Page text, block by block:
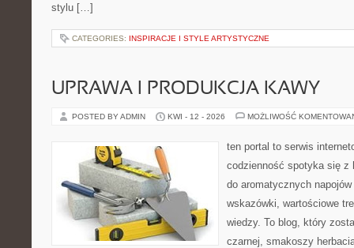
stylu […]
CATEGORIES: INSPIRACJE I STYLE ARTYSTYCZNE
UPRAWA I PRODUKCJA KAWY
POSTED BY ADMIN KWI - 12 - 2026 MOŻLIWOŚĆ
ten portal to serwis
codzienność spotyka się z
do aromatycznych
wskazówki, wartościowe
wiedzy. To blog, który
czarnej, smakoszy